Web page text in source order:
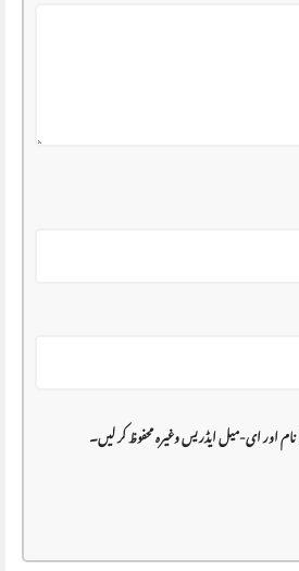
نام اور ای-میل ایڈریس وغیرہ محفوظ کر لیں۔